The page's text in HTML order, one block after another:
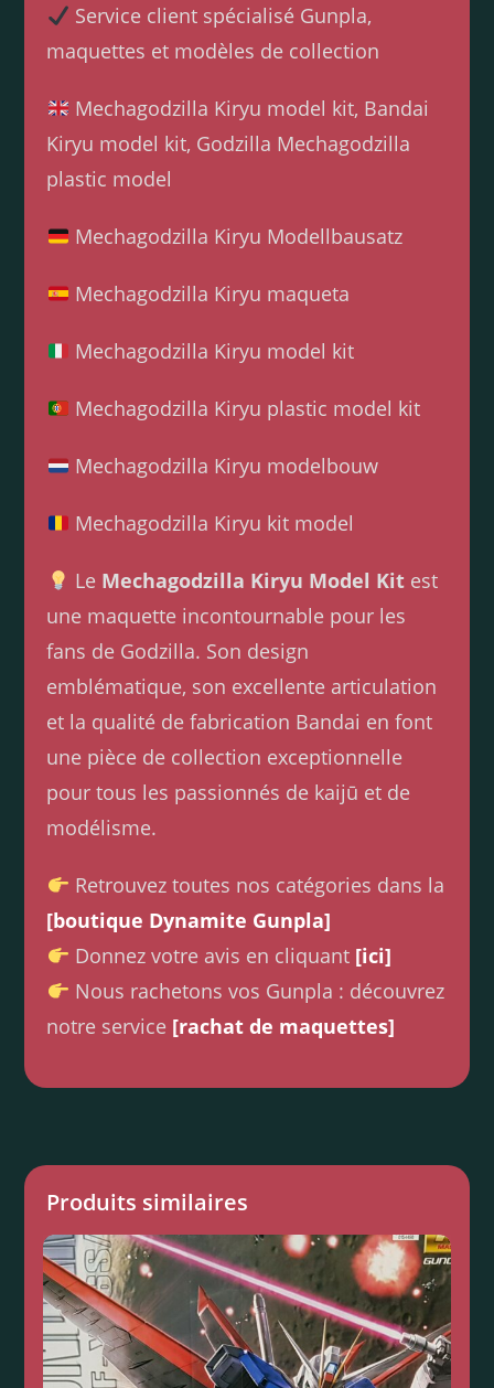
Service client spécialisé Gunpla,
maquettes et modèles de collection
Mechagodzilla Kiryu model kit, Bandai
Kiryu model kit, Godzilla Mechagodzilla
plastic model
Mechagodzilla Kiryu Modellbausatz
Mechagodzilla Kiryu maqueta
Mechagodzilla Kiryu model kit
Mechagodzilla Kiryu plastic model kit
Mechagodzilla Kiryu modelbouw
Mechagodzilla Kiryu kit model
Le Mechagodzilla Kiryu Model Kitest
une maquette incontournable pour les
fans de Godzilla. Son design
emblématique, son excellente articulation
et la qualité de fabrication Bandai en font
une pièce de collection exceptionnelle
pour tous les passionnés de kaijū et de
modélisme.
Retrouvez toutes nos catégories dans la
[boutique Dynamite Gunpla]
Donnez votre avis en cliquant [ici]
Nous rachetons vos Gunpla : découvrez
notre service [rachat de maquettes]
Produits similaires